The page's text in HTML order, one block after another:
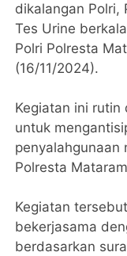
dikalangan Polri,
Tes Urine
Polri Polresta
(16/11/2024).
Kegiatan ini rutin
untuk
penyalahgunaan
Polresta
Kegiatan
bekerjasama
berdasarkan